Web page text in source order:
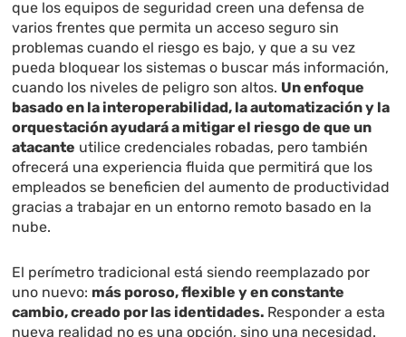
que los equipos de seguridad creen una defensa de
varios frentes que permita un acceso seguro sin
problemas cuando el riesgo es bajo, y que a su vez
pueda bloquear los sistemas o buscar más información,
cuando los niveles de peligro son altos. Un enfoque
basado en la interoperabilidad, la automatización y la
orquestación ayudará a mitigar el riesgo de que un
atacante utilice credenciales robadas, pero también
ofrecerá una experiencia fluida que permitirá que los
empleados se beneficien del aumento de productividad
gracias a trabajar en un entorno remoto basado en la
nube.
El perímetro tradicional está siendo reemplazado por
uno nuevo: más poroso, flexible y en constante
cambio, creado por las identidades. Responder a esta
nueva realidad no es una opción, sino una necesidad.